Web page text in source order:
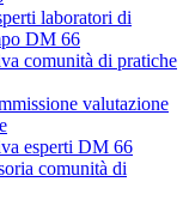
laboratori di
DM 66
comunità di pratiche
valutazione
esperti DM 66
comunità di